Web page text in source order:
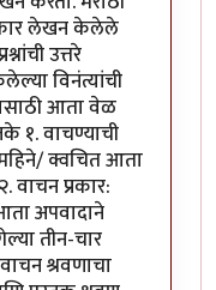
लेखन केलेले
उत्तरे
विनंत्यांची
आता वेळ
१. वाचण्याची
महिने/ क्वचित आता
वाचन प्रकार:
अपवादाने
तीन-चार
श्रवणाचा